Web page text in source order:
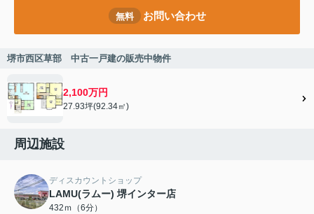
無料 お問い合わせ
堺市西区草部 中古一戸建の販売中物件
2,100万円
27.93坪(92.34㎡)
周辺施設
ディスカウントショップ
LAMU(ラムー) 堺インター店
432ｍ（6分）